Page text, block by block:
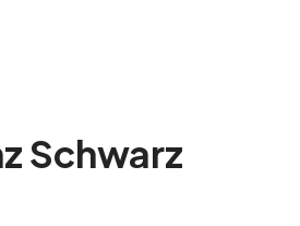
Schwarz